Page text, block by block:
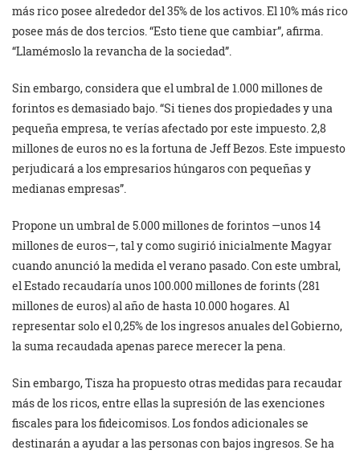
más rico posee alrededor del 35% de los activos. El 10% más rico
posee más de dos tercios. “Esto tiene que cambiar”, afirma.
“Llamémoslo la revancha de la sociedad”.
Sin embargo, considera que el umbral de 1.000 millones de
forintos es demasiado bajo. “Si tienes dos propiedades y una
pequeña empresa, te verías afectado por este impuesto. 2,8
millones de euros no es la fortuna de Jeff Bezos. Este impuesto
perjudicará a los empresarios húngaros con pequeñas y
medianas empresas”.
Propone un umbral de 5.000 millones de forintos —unos 14
millones de euros—, tal y como sugirió inicialmente Magyar
cuando anunció la medida el verano pasado. Con este umbral,
el Estado recaudaría unos 100.000 millones de forints (281
millones de euros) al año de hasta 10.000 hogares. Al
representar solo el 0,25% de los ingresos anuales del Gobierno,
la suma recaudada apenas parece merecer la pena.
Sin embargo, Tisza ha propuesto otras medidas para recaudar
más de los ricos, entre ellas la supresión de las exenciones
fiscales para los fideicomisos. Los fondos adicionales se
destinarán a ayudar a las personas con bajos ingresos. Se ha